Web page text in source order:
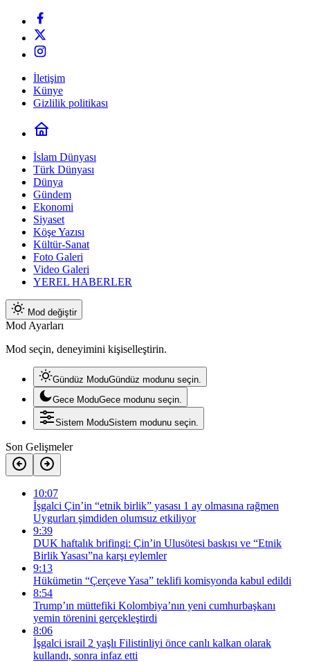
İletişim
Künye
Gizlilik politikası
İslam Dünyası
Türk Dünyası
Dünya
Gündem
Ekonomi
Siyaset
Köşe Yazısı
Kültür-Sanat
Foto Galeri
Video Galeri
YEREL HABERLER
Mod değiştir
Mod Ayarları
Mod seçin, deneyimini kişiselleştirin.
Gündüz ModuGündüz modunu seçin.
Gece ModuGece modunu seçin.
Sistem ModuSistem modunu seçin.
Son Gelişmeler
10:07
İşgalci Çin’in “etnik birlik” yasası 1 ay olmasına rağmen
Uygurları şimdiden olumsuz etkiliyor
9:39
DUK haftalık brifingi: Çin’in Ulusötesi baskısı ve “Etnik
Birlik Yasası”na karşı eylemler
9:13
Hükümetin “Çerçeve Yasa” teklifi komisyonda kabul edildi
8:54
Trump’ın müttefiki Kolombiya’nın yeni cumhurbaşkanı
yemin törenini gerçekleştirdi
8:06
İşgalci israil 2 yaşlı Filistinliyi önce canlı kalkan olarak
kullandı, sonra infaz etti